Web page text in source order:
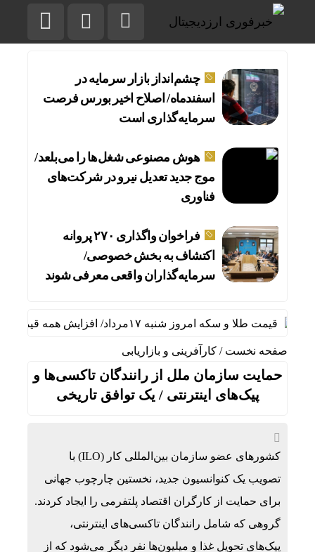
چشم‌انداز بازار سرمایه در
اسفندماه/ اصلاح اخیر بورس فرصت
سرمایه‌گذاری است
هوش مصنوعی شغل‌ها را می‌بلعد/
موج جدید تعدیل نیرو در شرکت‌های
فناوری
فراخوان واگذاری ۲۷۰ پروانه
اکتشاف به بخش خصوصی/
سرمایه‌گذاران واقعی معرفی شوند
قیمت طلا و سکه امروز شنبه ۱۷مرداد/ افزایش همه قیمت ها + جدول و جزئیات
صفحه نخست / کارآفرینی و بازاریابی
حمایت سازمان ملل از رانندگان تاکسی‌ها و
پیک‌های اینترنتی / یک توافق تاریخی
کشورهای عضو سازمان بین‌المللی کار (ILO) با
تصویب یک کنوانسیون جدید، نخستین چارچوب جهانی
برای حمایت از کارگران اقتصاد پلتفرمی را ایجاد کردند.
گروهی که شامل رانندگان تاکسی‌های اینترنتی،
پیک‌های تحویل غذا و میلیون‌ها نفر دیگر می‌شود که از